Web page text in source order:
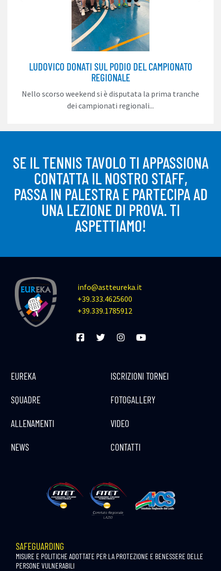
LUDOVICO DONATI SUL PODIO DEL CAMPIONATO
REGIONALE
Nello scorso weekend si è disputata la prima tranche
dei campionati regionali...
SE IL TENNIS TAVOLO TI APPASSIONA
CONTATTA IL NOSTRO STAFF,
PASSA IN PALESTRA E PARTECIPA AD
UNA LEZIONE DI PROVA. TI
ASPETTIAMO!
info@astteureka.it
+39.333.4625600
+39.339.1785912
EUREKA
SQUADRE
ALLENAMENTI
NEWS
ISCRIZIONI TORNEI
FOTOGALLERY
VIDEO
CONTATTI
SAFEGUARDING
MISURE E POLITICHE ADOTTATE PER LA PROTEZIONE E BENESSERE DELLE
PERSONE VULNERABILI